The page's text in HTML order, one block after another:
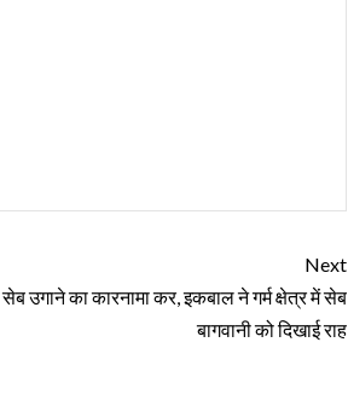
Next
सेब उगाने का कारनामा कर, इकबाल ने गर्म क्षेत्र में सेब
बागवानी को दिखाई राह